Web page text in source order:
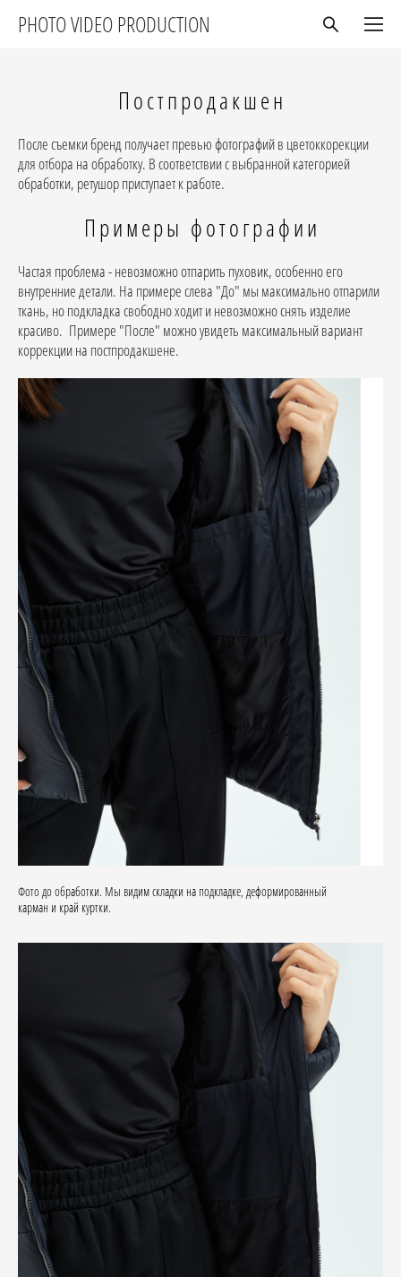
PHOTO VIDEO PRODUCTION
Постпродакшен
После съемки бренд получает превью фотографий в цветоккорекции
для отбора на обработку. В соответствии с выбранной категорией
обработки, ретушор приступает к работе.
Примеры фотографии
Частая проблема - невозможно отпарить пуховик, особенно его
внутренние детали. На примере слева "До" мы максимально отпарили
ткань, но подкладка свободно ходит и невозможно снять изделие
красиво. Примере "После" можно увидеть максимальный вариант
коррекции на постпродакшене.
Фото до обработки. Мы видим складки на подкладке, деформированный
карман и край куртки.